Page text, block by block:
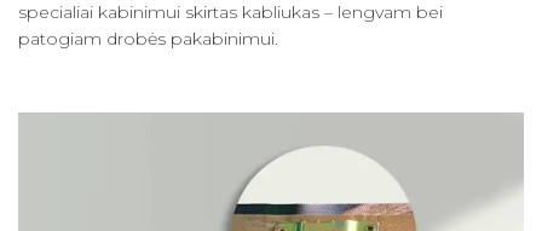
specialiai kabinimui skirtas kabliukas – lengvam bei
patogiam drobės pakabinimui.